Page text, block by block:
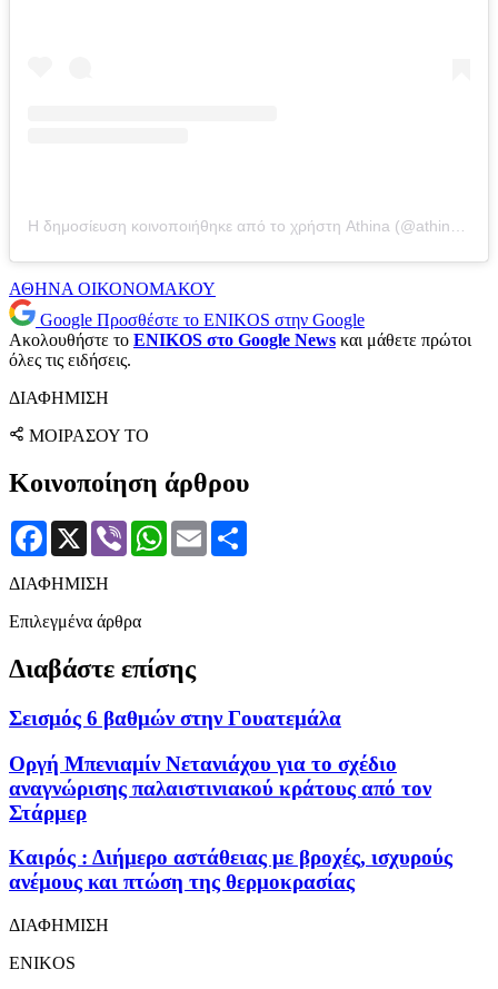
Η δημοσίευση κοινοποιήθηκε από το χρήστη Athina (@athinao1konomakou)
ΑΘΗΝΑ ΟΙΚΟΝΟΜΑΚΟΥ
Google Προσθέστε το ENIKOS στην Google
Ακολουθήστε το ENIKOS στο Google News και μάθετε πρώτοι
όλες τις ειδήσεις.
ΔΙΑΦΗΜΙΣΗ
ΜΟΙΡΑΣΟΥ ΤΟ
Κοινοποίηση άρθρου
Facebook
X Viber WhatsApp
Email
ΔΙΑΦΗΜΙΣΗ
Επιλεγμένα άρθρα
Διαβάστε επίσης
Σεισμός 6 βαθμών στην Γουατεμάλα
Οργή Μπενιαμίν Νετανιάχου για το σχέδιο
αναγνώρισης παλαιστινιακού κράτους από τον
Στάρμερ
Καιρός : Διήμερο αστάθειας με βροχές, ισχυρούς
ανέμους και πτώση της θερμοκρασίας
ΔΙΑΦΗΜΙΣΗ
ENIKOS